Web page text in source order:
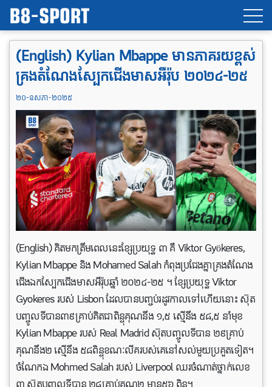
(English) Kylian Mbappe មានភាគរយខ្ពស់
គ្រងតំណែងស្បែកជើងមាសអឺរ៉ុប ២០២៤-២៥
២០-ឧសភា-២០២៥
(English) គិតមកត្រឹមពេលនេះខ្សែប្រយុទ្ធ ៣ គឺ Viktor Gyökeres,
Kylian Mbappe និង Mohamed Salah កំពុងប្រជែងគ្នាគ្រងតំណែង
ជើងឯកស្បែកជើងមាសអឺរ៉ុបឆ្នាំ ២០២៤-២៥ ។ ខ្សែប្រយុទ្ធ Viktor
Gyokeres របស់ Lisbon ដែលបានបញ្ចប់រដូវកាលទៅហើយនោះ ស៊ុត
បញ្ចូលទីបាន៣៩គ្រាប់គិតជាពិន្ទុគុណនឹង ១,៥ ស្មើនឹង ៥៨,៥ នាំមុខ
Kylian Mbappe របស់ Real Madrid ស៊ុតបញ្ចូលទីបាន ២៩គ្រាប់
គុណនឹង២ ស្មើនឹង ៥៨ពិន្ទុខណៈលីគរបស់គេនៅសល់មួយប្រគួតទៀត។
ចំណែកឯ Mohmed Salah របស់ Liverpool ឈរចំណាត់ថ្នាក់លេខ